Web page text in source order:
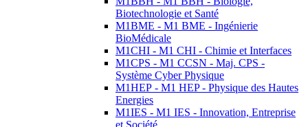
Biotechnologie et Santé
M1BME - M1 BME - Ingénierie
BioMédicale
M1CHI - M1 CHI - Chimie et Interfaces
M1CPS - M1 CCSN - Maj. CPS -
Système Cyber Physique
M1HEP - M1 HEP - Physique des Hautes
Energies
M1IES - M1 IES - Innovation, Entreprise
et Société